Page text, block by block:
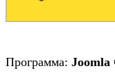
Программа: Joomla